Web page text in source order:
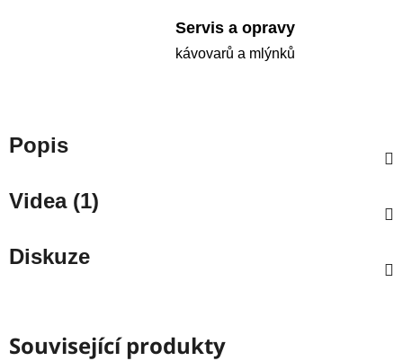
Servis a opravy
kávovarů a mlýnků
Popis
Videa (1)
Diskuze
Související produkty